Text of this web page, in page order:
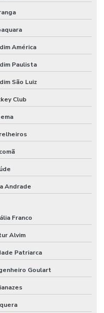
América
Paulista
São Luiz
Club
Andrade
Franco
Alvim
Patriarca
Goulart